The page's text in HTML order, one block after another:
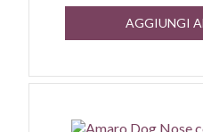
AGGIUNGI